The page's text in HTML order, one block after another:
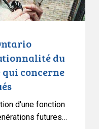
du
qui concerne
d'une fonction
futures…